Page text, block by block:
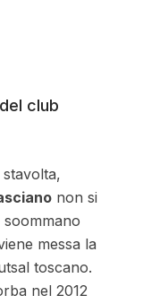
club
non si
messa la
toscano.
nel 2012